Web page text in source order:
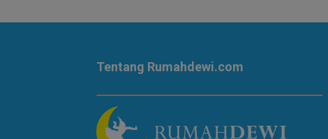
Tentang Rumahdewi.com